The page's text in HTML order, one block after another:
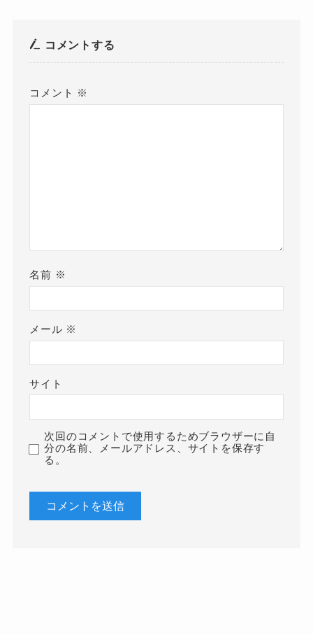
コメントする
コメント ※
名前 ※
メール ※
サイト
次回のコメントで使用するためブラウザーに自
分の名前、メールアドレス、サイトを保存す
る。